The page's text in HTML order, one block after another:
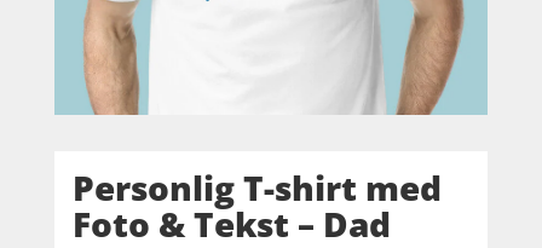
Personlig T-shirt med
Foto & Tekst – Dad